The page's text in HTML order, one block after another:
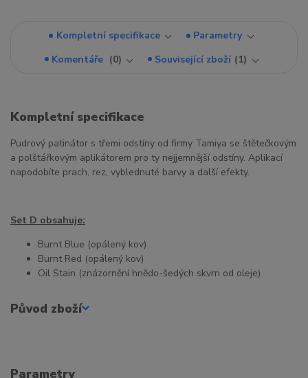
Kompletní specifikace
Parametry
Komentáře
0 Související zboží 1
Kompletní specifikace
Pudrový patinátor s třemi odstíny od firmy Tamiya se štětečkovým
a polštářkovým aplikátorem pro ty nejjemnější odstíny. Aplikací
napodobíte prach, rez, vyblednuté barvy a další efekty.
Set D obsahuje:
Burnt Blue (opálený kov)
Burnt Red (opálený kov)
Oil Stain (znázornění hnědo-šedých skvrn od oleje)
Původ zboží
Parametry